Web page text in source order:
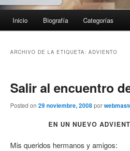
Inicio Biografía Categorías
ARCHIVO DE LA ETIQUETA: ADVIENTO
Salir al encuentro
Posted on 29 noviembre, 2008por
EN UN NUEVO
Mis queridos hermanos y amigos: